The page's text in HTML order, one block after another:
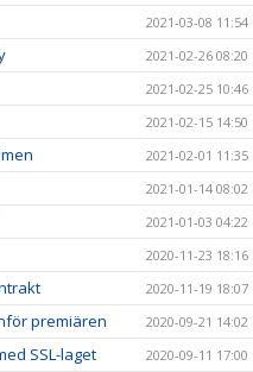
2021-03-08 11:54
2021-02-26 08:20
2021-02-25 10:46
2021-02-15 14:50
2021-02-01 11:35
2021-01-14 08:02
2021-01-03 04:22
2020-11-23 18:16
2020-11-19 18:07
premiären 2020-09-21 14:02
SSL-laget 2020-09-11 17:00